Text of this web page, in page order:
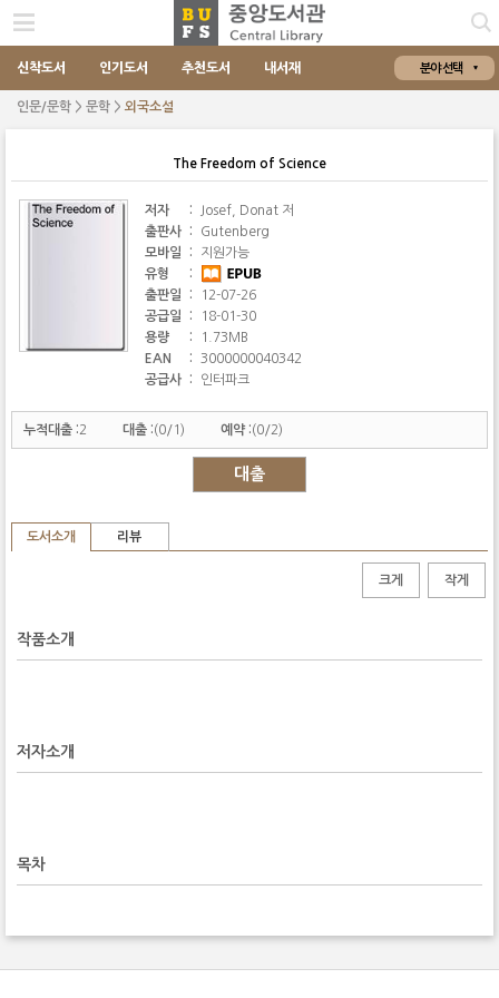
신착도서 인기도서 추천도서 내서재 분야 선택
인문/문학 > 문학 > 외국소설
The Freedom of Science
저자 :
Josef, Donat 저
출판사
:
Gutenberg
모바일
:
지원가능
유형
:
출판일
:
12-07-26
공급일
:
18-01-30
용량
:
1.73MB
EAN
:
3000000040342
공급사
: 인터파크
누적대출 :2 대출 :(0/1) 예약 :(0/2)
대출
도서소개 리뷰
크게 작게
작품소개
저자소개
목차